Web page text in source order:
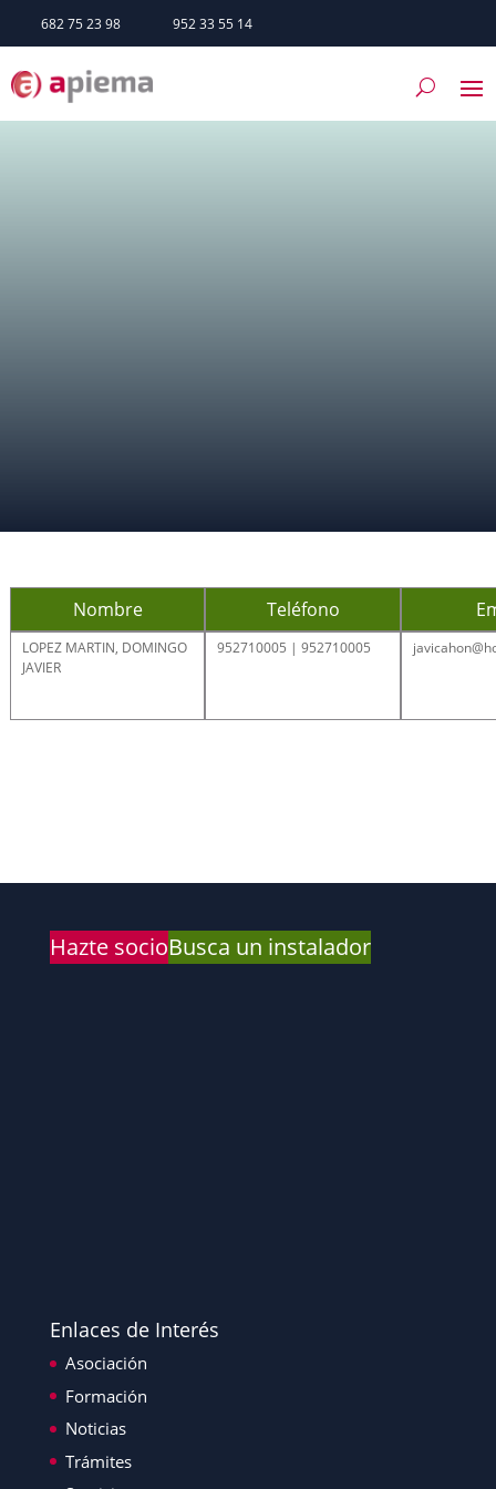
682 75 23 98 952 33 55 14
Nombre
LOPEZ MARTIN, DOMINGO
JAVIER
Teléfono
952710005 | 952710005
Hazte socioBusca un instalador
Enlaces de Interés
Asociación
Formación
Noticias
Trámites